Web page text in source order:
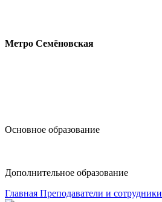
Метро Семёновская
Основное образование
Дополнительное образование
Главная Преподаватели и сотрудники